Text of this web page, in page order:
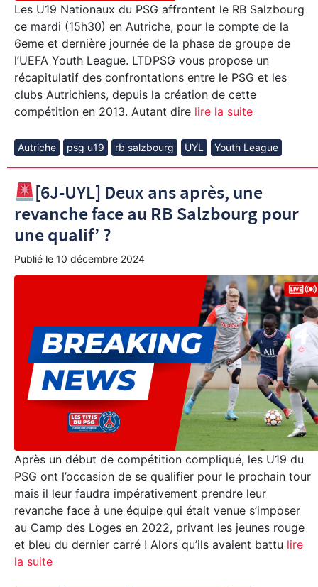
Les U19 Nationaux du PSG affrontent le RB Salzbourg
ce mardi (15h30) en Autriche, pour le compte de la
6eme et dernière journée de la phase de groupe de
l’UEFA Youth League. LTDPSG vous propose un
récapitulatif des confrontations entre le PSG et les
clubs Autrichiens, depuis la création de cette
compétition en 2013. Autant dire lire la suite
Autriche psg u19 rb salzbourg UYL Youth League
[6J-UYL] Deux ans après, une
revanche face au RB Salzbourg pour
une qualif’ ?
Publié le 10 décembre 2024
Après un début de compétition compliqué, les U19 du
PSG ont l’occasion de se qualifier pour le prochain tour
mais il leur faudra impérativement prendre leur
revanche face à une équipe qui était venue s’imposer
au Camp des Loges en 2022, privant les jeunes rouge
et bleu du dernier carré ! Alors qu’ils avaient battu lire
la suite